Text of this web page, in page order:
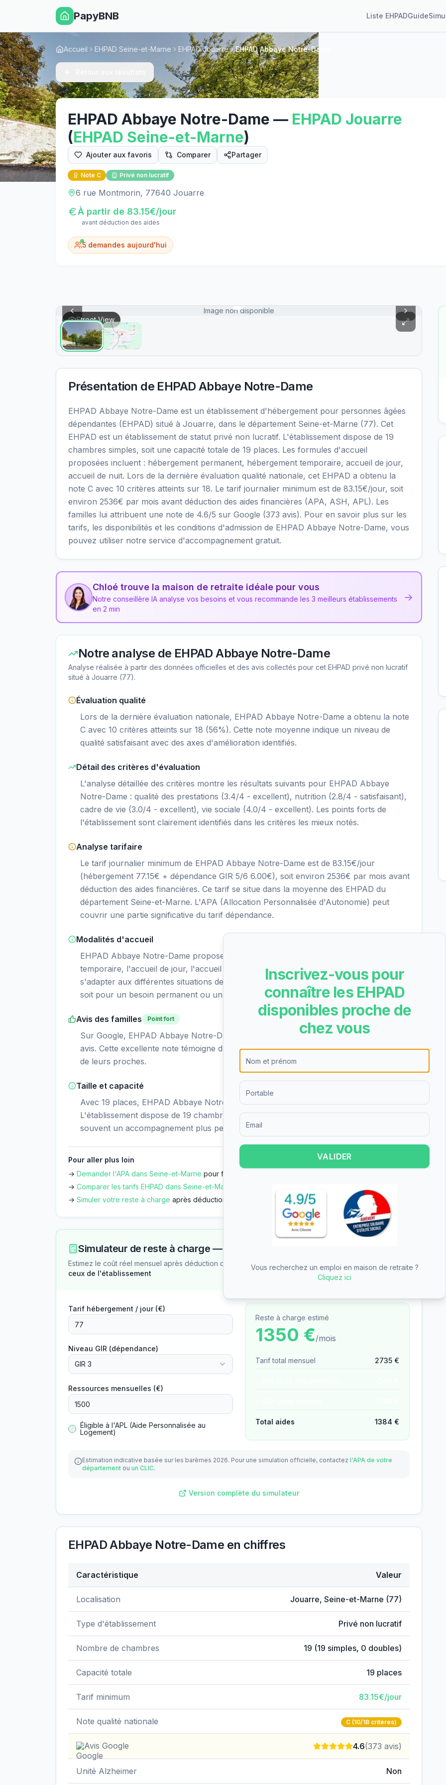
PapyBNB Liste EHPADGuide
Accueil EHPAD Seine-et-Marne EHPAD Jouarre EHPAD Abbaye Notre-Dame
EHPAD Abbaye Notre-Dame — EHPAD Jouarre
(EHPAD Seine-et-Marne)
Ajouter aux favoris Comparer Partager
Note C Privé non lucratif
6 rue Montmorin, 77640 Jouarre
À partir de 83.15€/jour
avant déduction des aides
5 demandes aujourd'hui
Image non disponible
Street View
Présentation de EHPAD Abbaye Notre-Dame
EHPAD Abbaye Notre-Dame est un établissement d'hébergement pour personnes âgées
dépendantes (EHPAD) situé à Jouarre, dans le département Seine-et-Marne (77). Cet
EHPAD est un établissement de statut privé non lucratif. L'établissement dispose de 19
chambres simples, soit une capacité totale de 19 places. Les formules d'accueil
proposées incluent : hébergement permanent, hébergement temporaire, accueil de jour,
accueil de nuit. Lors de la dernière évaluation qualité nationale, cet EHPAD a obtenu la
note C avec 10 critères atteints sur 18. Le tarif journalier minimum est de 83.15€/jour, soit
environ 2536€ par mois avant déduction des aides financières (APA, ASH, APL). Les
familles lui attribuent une note de 4.6/5 sur Google (373 avis). Pour en savoir plus sur les
tarifs, les disponibilités et les conditions d'admission de EHPAD Abbaye Notre-Dame, vous
pouvez utiliser notre service d'accompagnement gratuit.
Chloé trouve la maison de retraite idéale pour vous
Notre conseillère IA analyse vos besoins et vous recommande les 3 meilleurs établissements
en 2 min
→
Notre analyse de EHPAD Abbaye Notre-Dame
Analyse réalisée à partir des données officielles et des avis collectés pour cet EHPAD privé non lucratif
situé à Jouarre (77).
Évaluation qualité
Lors de la dernière évaluation nationale, EHPAD Abbaye Notre-Dame a obtenu la note
C avec 10 critères atteints sur 18 (56%). Cette note moyenne indique un niveau de
qualité satisfaisant avec des axes d'amélioration identifiés.
Détail des critères d'évaluation
L'analyse détaillée des critères montre les résultats suivants pour EHPAD Abbaye
Notre-Dame : qualité des prestations (3.4/4 - excellent), nutrition (2.8/4 - satisfaisant),
cadre de vie (3.0/4 - excellent), vie sociale (4.0/4 - excellent). Les points forts de
l'établissement sont clairement identifiés dans les critères les mieux notés.
Analyse tarifaire
Le tarif journalier minimum de EHPAD Abbaye Notre-Dame est de 83.15€/jour
(hébergement 77.15€ + dépendance GIR 5/6 6.00€), soit environ 2536€ par mois avant
déduction des aides financières. Ce tarif se situe dans la moyenne des EHPAD du
département Seine-et-Marne. L'APA (Allocation Personnalisée d'Autonomie) peut
couvrir une partie significative du tarif dépendance.
Modalités d'accueil
EHPAD Abbaye Notre-Dame propose l'hébergement permanent, l'hébergement
temporaire, l'accueil de jour, l'accueil de nuit. Cette diversité d'offres permet de
s'adapter aux différentes situations des personnes âgées et de leurs familles, que ce
soit pour un besoin permanent ou un répit temporaire.
Avis des familles Point fort
Sur Google, EHPAD Abbaye Notre-Dame obtient une note de 4.6/5 basée sur 373
avis. Cette excellente note témoigne d'un haut niveau de satisfaction des résidents et
de leurs proches.
Taille et capacité
Avec 19 places, EHPAD Abbaye Notre-Dame est un établissement à taille humaine.
L'établissement dispose de 19 chambres. Les établissements de petite taille favorisent
souvent un accompagnement plus personnalisé.
Pour aller plus loin
→ Demander l'APA dans Seine-et-Marne pour financer une partie du tarif dépendance
→ Comparer les tarifs EHPAD dans Seine-et-Marne
→ Simuler votre reste à charge après déduction des aides
Simulateur de reste à charge —
Estimez le coût réel mensuel après déduction des aides (APA, APL, ASH)
— tarifs pré-remplis avec
ceux de l'établissement
Tarif hébergement / jour (€)
Niveau GIR (dépendance)
GIR 3
Ressources mensuelles (€)
Éligible à l'APL (Aide Personnalisée au
Logement)
Reste à charge estimé
1350 €/mois
Tarif total mensuel 2735 €
Total aides 1384 €
Estimation indicative basée sur les barèmes 2026. Pour une simulation officielle, contactez l'APA de votre
département ou un CLIC.
Version complète du simulateur
EHPAD Abbaye Notre-Dame en chiffres
Caractéristique Valeur
Localisation Jouarre, Seine-et-Marne (77)
Type d'établissement Privé non lucratif
Nombre de chambres 19 (19 simples, 0 doubles)
Capacité totale 19 places
Tarif minimum 83.15€/jour
Note qualité nationale C (10/18 critères)
Avis Google 4.6(373 avis)
Unité Alzheimer Non
Inscrivez-vous pour
connaître les EHPAD
disponibles proche de
chez vous
VALIDER
Vous recherchez un emploi en maison de retraite ?
Cliquez ici